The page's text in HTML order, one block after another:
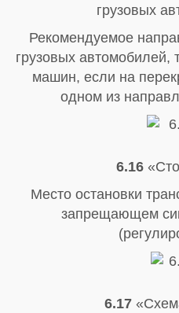
грузовых
Рекомендуемое
грузовых автомобилей,
машин, если на
одном из
6.16
Место остановки
запрещающем
6.17